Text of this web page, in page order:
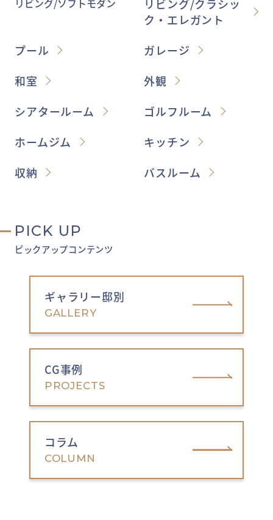
リビング/ソフトモダン
リビング/クラシッ
ク・エレガント
プール
ガレージ
和室
外観
シアタールーム
ゴルフルーム
ホームジム
キッチン
収納
バスルーム
PICK UP
ピックアップコンテンツ
ギャラリー邸別
GALLERY
CG事例
PROJECTS
コラム
COLUMN